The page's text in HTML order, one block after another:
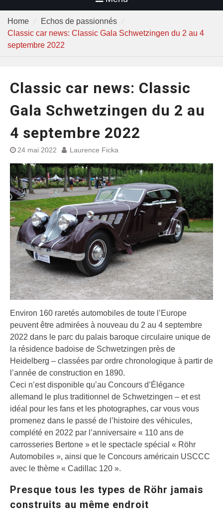
Home
Echos de passionnés
Classic car news: Classic Gala Schwetzingen du 2 au 4
septembre 2022
Classic car news: Classic
Gala Schwetzingen du 2 au
4 septembre 2022
24 mai 2022 Laurence Ficka
Environ 160 raretés automobiles de toute l’Europe
peuvent être admirées à nouveau du 2 au 4 septembre
2022 dans le parc du palais baroque circulaire unique de
la résidence badoise de Schwetzingen près de
Heidelberg – classées par ordre chronologique à partir de
l’année de construction en 1890.
Ceci n’est disponible qu’au Concours d’Élégance
allemand le plus traditionnel de Schwetzingen – et est
idéal pour les fans et les photographes, car vous vous
promenez dans le passé de l’histoire des véhicules,
complété en 2022 par l’anniversaire « 110 ans de
carrosseries Bertone » et le spectacle spécial « Röhr
Automobiles », ainsi que le Concours américain USCCC
avec le thème « Cadillac 120 ».
Presque tous les types de Röhr jamais
construits au même endroit